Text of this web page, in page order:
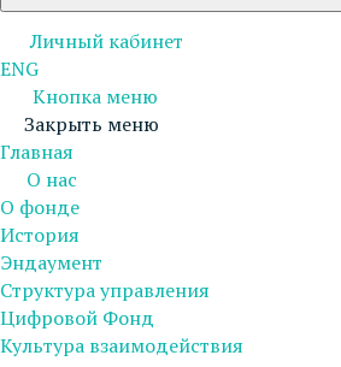
Личный кабинет
ENG
Кнопка меню
Закрыть меню
Главная
О нас
О фонде
История
Эндаумент
Структура управления
Цифровой Фонд
Культура взаимодействия